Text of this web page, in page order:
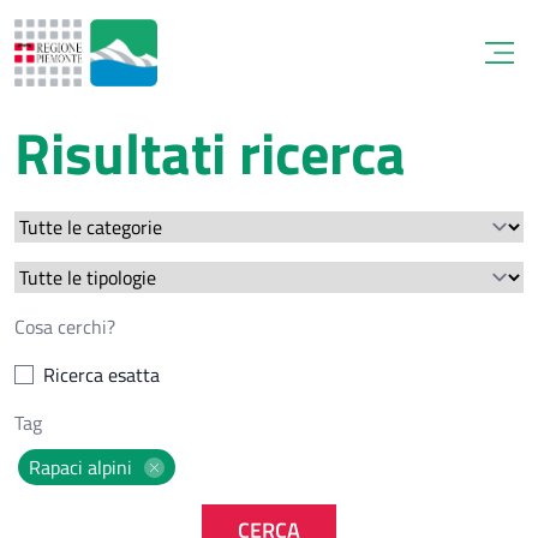
Risultati ricerca
Ricerca esatta
Rapaci alpini
CERCA